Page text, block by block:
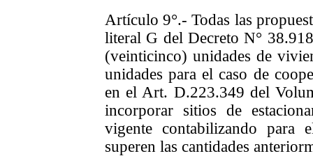
Artículo 9°.- Todas las
literal G del Decreto N°
(veinticinco) unidades de
unidades para el caso de
en el Art. D.223.349 del
incorporar sitios de
vigente contabilizando para
superen las cantidades